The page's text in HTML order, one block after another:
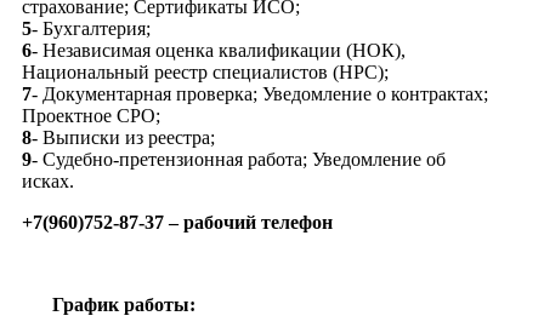
страхование; Сертификаты ИСО;
5- Бухгалтерия;
6- Независимая оценка квалификации (НОК),
Национальный реестр специалистов (НРС);
7- Документарная проверка; Уведомление о контрактах;
Проектное СРО;
8- Выписки из реестра;
9- Судебно-претензионная работа; Уведомление об
исках.
+7(960)752-87-37 – рабочий телефон
График работы: